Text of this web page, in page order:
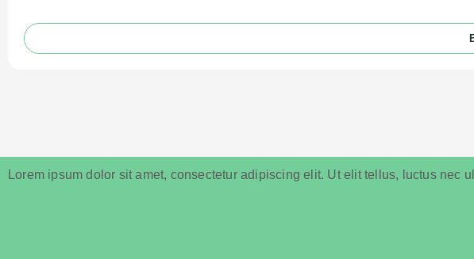
Lorem ipsum dolor sit amet, consectetur adipiscing elit. Ut elit tellus, luctus nec